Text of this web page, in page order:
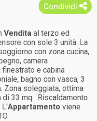
Condividi
Vendita al terzo ed
con sole 3 unità. La
con zona cucina,
camera
finestrato e cabina
bagno con vasca, 3
Zona soleggiata, ottima
33 mq . Riscaldamento
L'Appartamento viene